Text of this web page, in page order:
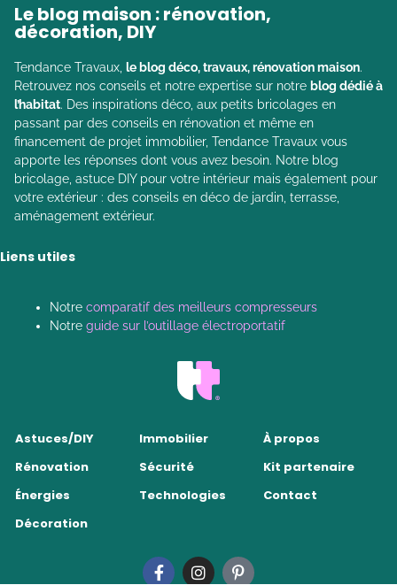
Le blog maison : rénovation,
décoration, DIY
Tendance Travaux, le blog déco, travaux, rénovation maison.
Retrouvez nos conseils et notre expertise sur notre blog dédié à
l’habitat. Des inspirations déco, aux petits bricolages en
passant par des conseils en rénovation et même en
financement de projet immobilier, Tendance Travaux vous
apporte les réponses dont vous avez besoin. Notre blog
bricolage, astuce DIY pour votre intérieur mais également pour
votre extérieur : des conseils en déco de jardin, terrasse,
aménagement extérieur.
Liens utiles
Notre comparatif des meilleurs compresseurs
Notre guide sur l’outillage électroportatif
Astuces/DIY
Rénovation
Énergies
Décoration
Immobilier
Sécurité
Technologies
À propos
Kit partenaire
Contact